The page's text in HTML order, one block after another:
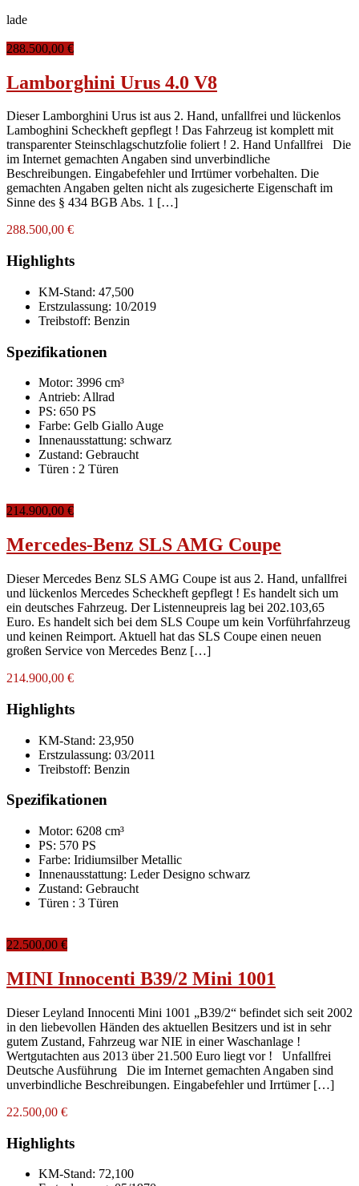
lade
288.500,00 €
Lamborghini Urus 4.0 V8
Dieser Lamborghini Urus ist aus 2. Hand, unfallfrei und lückenlos
Lamboghini Scheckheft gepflegt ! Das Fahrzeug ist komplett mit
transparenter Steinschlagschutzfolie foliert ! 2. Hand Unfallfrei Die
im Internet gemachten Angaben sind unverbindliche
Beschreibungen. Eingabefehler und Irrtümer vorbehalten. Die
gemachten Angaben gelten nicht als zugesicherte Eigenschaft im
Sinne des § 434 BGB Abs. 1 […]
288.500,00 €
Highlights
KM-Stand: 47,500
Erstzulassung: 10/2019
Treibstoff: Benzin
Spezifikationen
Motor: 3996 cm³
Antrieb: Allrad
PS: 650 PS
Farbe: Gelb Giallo Auge
Innenausstattung: schwarz
Zustand: Gebraucht
Türen : 2 Türen
214.900,00 €
Mercedes-Benz SLS AMG Coupe
Dieser Mercedes Benz SLS AMG Coupe ist aus 2. Hand, unfallfrei
und lückenlos Mercedes Scheckheft gepflegt ! Es handelt sich um
ein deutsches Fahrzeug. Der Listenneupreis lag bei 202.103,65
Euro. Es handelt sich bei dem SLS Coupe um kein Vorführfahrzeug
und keinen Reimport. Aktuell hat das SLS Coupe einen neuen
großen Service von Mercedes Benz […]
214.900,00 €
Highlights
KM-Stand: 23,950
Erstzulassung: 03/2011
Treibstoff: Benzin
Spezifikationen
Motor: 6208 cm³
PS: 570 PS
Farbe: Iridiumsilber Metallic
Innenausstattung: Leder Designo schwarz
Zustand: Gebraucht
Türen : 3 Türen
22.500,00 €
MINI Innocenti B39/2 Mini 1001
Dieser Leyland Innocenti Mini 1001 „B39/2“ befindet sich seit 2002
in den liebevollen Händen des aktuellen Besitzers und ist in sehr
gutem Zustand, Fahrzeug war NIE in einer Waschanlage !
Wertgutachten aus 2013 über 21.500 Euro liegt vor ! Unfallfrei
Deutsche Ausführung Die im Internet gemachten Angaben sind
unverbindliche Beschreibungen. Eingabefehler und Irrtümer […]
22.500,00 €
Highlights
KM-Stand: 72,100